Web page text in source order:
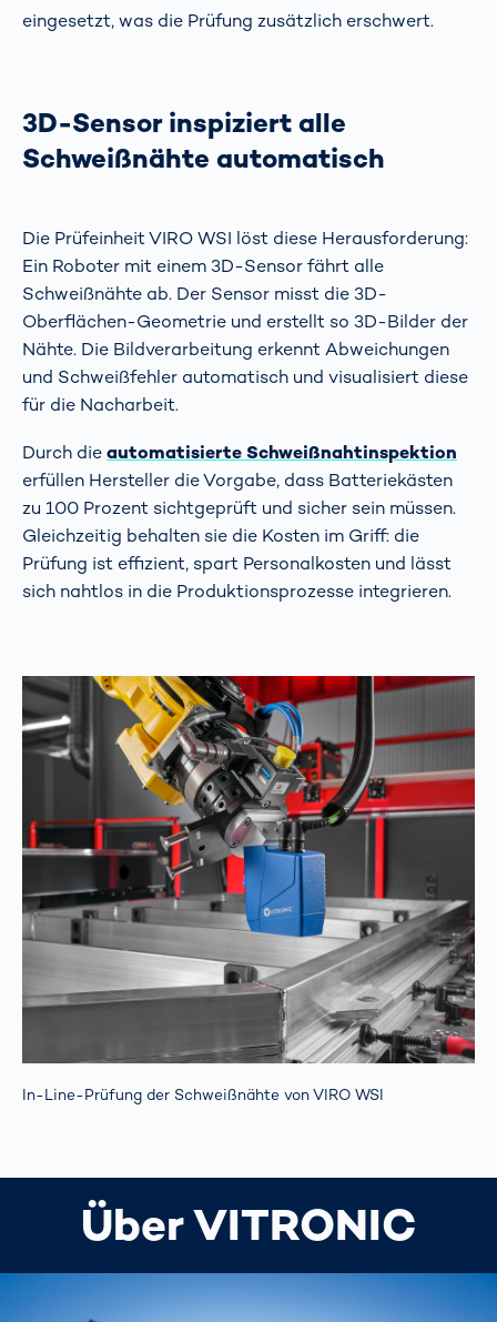
eingesetzt, was die Prüfung zusätzlich erschwert.
3D-Sensor inspiziert alle
Schweißnähte automatisch
Die Prüfeinheit VIRO WSI löst diese Herausforderung:
Ein Roboter mit einem 3D-Sensor fährt alle
Schweißnähte ab. Der Sensor misst die 3D-
Oberflächen-Geometrie und erstellt so 3D-Bilder der
Nähte. Die Bildverarbeitung erkennt Abweichungen
und Schweißfehler automatisch und visualisiert diese
für die Nacharbeit.
Durch dieautomatisierte Schweißnahtinspektion
erfüllen Hersteller die Vorgabe, dass Batteriekästen
zu 100 Prozent sichtgeprüft und sicher sein müssen.
Gleichzeitig behalten sie die Kosten im Griff: die
Prüfung ist effizient, spart Personalkosten und lässt
sich nahtlos in die Produktionsprozesse integrieren.
In-Line-Prüfung der Schweißnähte von VIRO WSI
Über VITRONIC